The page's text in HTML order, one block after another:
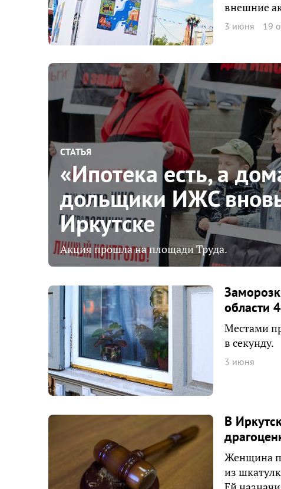
внешние
3 июня 19
СТАТЬЯ
«Ипотека есть, а
дольщики ИЖС
Иркутске
Акция прошла на площади Труда.
области
Местами
в секунду.
3 июня
В
Женщина
из